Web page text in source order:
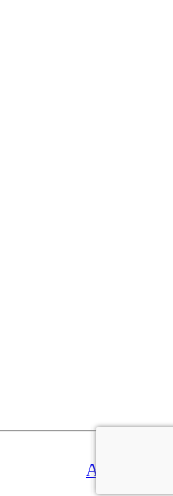
Aviso legal